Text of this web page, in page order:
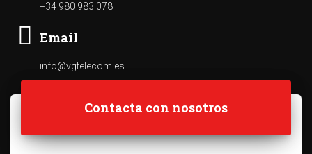
+34 980 983 078
Email
info@vgtelecom.es
Contacta con nosotros